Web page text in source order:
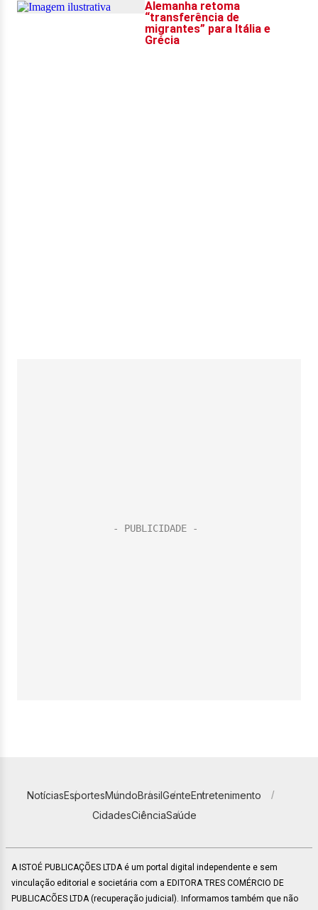
NotíciasEsportesMundoBrasilGenteEntretenimento
CidadesCiênciaSaúde
A ISTOÉ PUBLICAÇÕES LTDA é um portal digital independente e sem
vinculação editorial e societária com a EDITORA TRES COMÉRCIO DE
PUBLICACÕES LTDA (recuperação judicial). Informamos também que não